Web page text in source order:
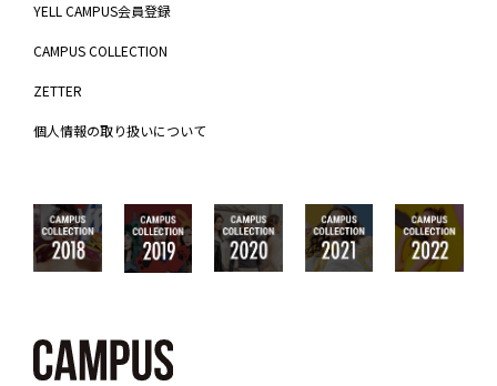
YELL CAMPUS会員登録
CAMPUS COLLECTION
ZETTER
個人情報の取り扱いについて